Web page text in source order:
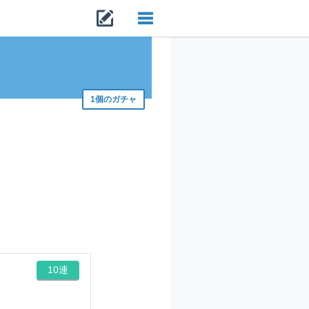
1個のガチャ
10連